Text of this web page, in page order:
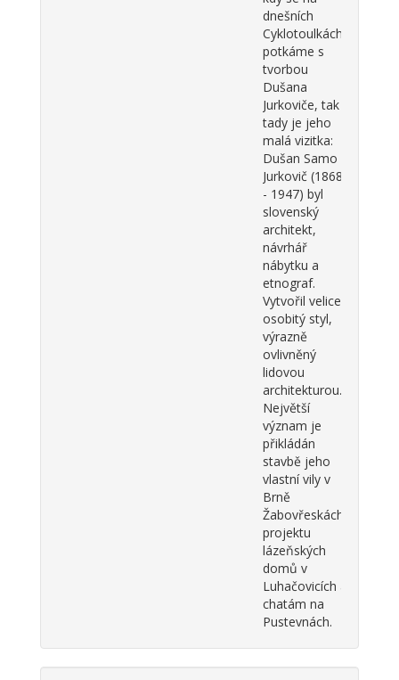
dnešních
Cyklotoulkách
potkáme s
tvorbou
Dušana
Jurkoviče, tak
tady je jeho
malá vizitka:
Dušan Samo
Jurkovič (1868
- 1947) byl
slovenský
architekt,
návrhář
nábytku a
etnograf.
Vytvořil velice
osobitý styl,
výrazně
ovlivněný
lidovou
architekturou.
Největší
význam je
přikládán
stavbě jeho
vlastní vily v
Brně
Žabovřeskách,
projektu
lázeňských
domů v
Luhačovicích a
chatám na
Pustevnách.